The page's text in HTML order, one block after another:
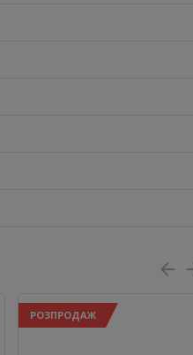
РОЗПРОДАЖ